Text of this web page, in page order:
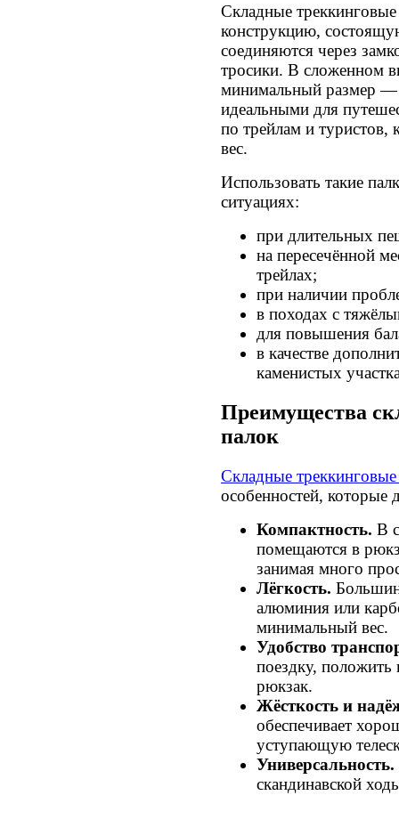
Складные
конструкцию,
соединяются через
тросики. В сложенном
минимальный размер
идеальными для
по трейлам и туристов,
вес.
Использовать такие
ситуациях:
при длительных
на пересечённой
трейлах;
при наличии
в походах с
для повышения
в качестве
каменистых
Преимущества
палок
Складные
особенностей,
Компактность. В
помещаются в
занимая много
Лёгкость.
алюминия или
минимальный вес.
Удобство
поездку, положить
рюкзак.
Жёсткость и
обеспечивает
уступающую
Универсальность.
скандинавской